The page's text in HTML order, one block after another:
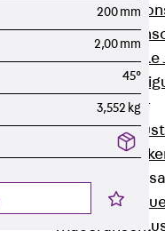
Winkelkonsole
Brüstungsanker
Zurück
Zurück
200 mm
2,00 mm
45°
3,552 kg